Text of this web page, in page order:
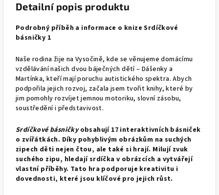
Detailní popis produktu
Podrobný příběh a informace o knize Srdíčkové
básničky 1
Naše rodina žije na Vysočině, kde se věnujeme domácímu
vzdělávání našich dvou báječných dětí – Dášenky a
Martínka, kteří mají poruchu autistického spektra. Abych
podpořila jejich rozvoj, začala jsem tvořit knihy, které by
jim pomohly rozvíjet jemnou motoriku, slovní zásobu,
soustředění i představivost.
Srdíčkové básničkyobsahují 17 interaktivních básniček
o zvířátkách. Díky pohyblivým obrázkům na suchých
zipech děti nejen čtou, ale také si hrají. Milují zvuk
suchého zipu, hledají srdíčka v obrázcích a vytvářejí
vlastní příběhy. Tato hra podporuje kreativitu i
dovednosti, které jsou klíčové pro jejich růst.